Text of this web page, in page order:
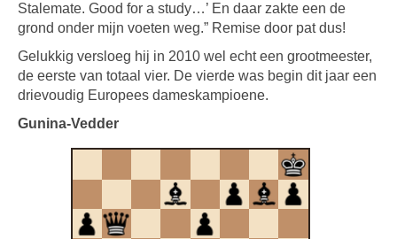
Stalemate. Good for a study…’ En daar zakte een de
grond onder mijn voeten weg.” Remise door pat dus!
Gelukkig versloeg hij in 2010 wel echt een grootmeester,
de eerste van totaal vier. De vierde was begin dit jaar een
drievoudig Europees dameskampioene.
Gunina-Vedder